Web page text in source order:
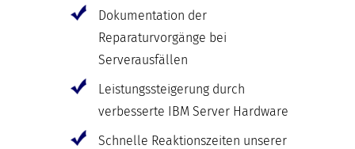
Dokumentation der
Reparaturvorgänge bei
Serverausfällen
Leistungssteigerung durch
verbesserte IBM Server Hardware
Schnelle Reaktionszeiten unserer